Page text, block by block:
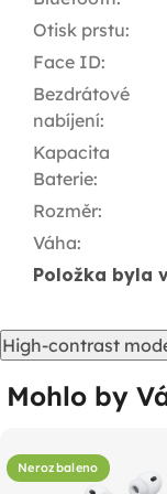
Otisk prstu:
Face ID:
Bezdrátové
nabíjení:
Kapacita
Baterie:
Rozměr:
Váha:
Položka byla
High-contrast
Mohlo by
Nerozbaleno